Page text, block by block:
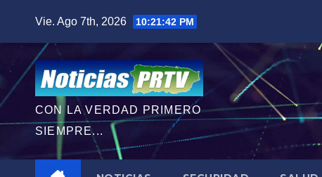
contenido
Vie. Ago 7th, 2026 10:21:43 PM
CON LA VERDAD PRIMERO
SIEMPRE...